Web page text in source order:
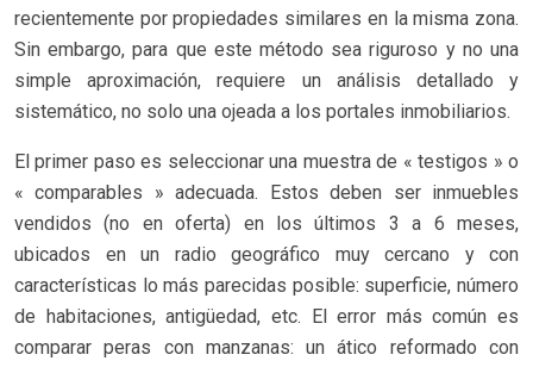
recientemente por propiedades similares en la misma zona.
Sin embargo, para que este método sea riguroso y no una
simple aproximación, requiere un análisis detallado y
sistemático, no solo una ojeada a los portales inmobiliarios.
El primer paso es seleccionar una muestra de « testigos » o
« comparables » adecuada. Estos deben ser inmuebles
vendidos (no en oferta) en los últimos 3 a 6 meses,
ubicados en un radio geográfico muy cercano y con
características lo más parecidas posible: superficie, número
de habitaciones, antigüedad, etc. El error más común es
comparar peras con manzanas: un ático reformado con